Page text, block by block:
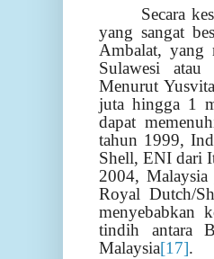
Secara
yang sangat
Ambalat,
Sulawesi
Menurut
juta hingga 1
dapat
tahun 1999,
Shell, ENI dari
2004, Malaysia
Royal Dutch/
menyebabkan
tindih antara
Malaysia[17].